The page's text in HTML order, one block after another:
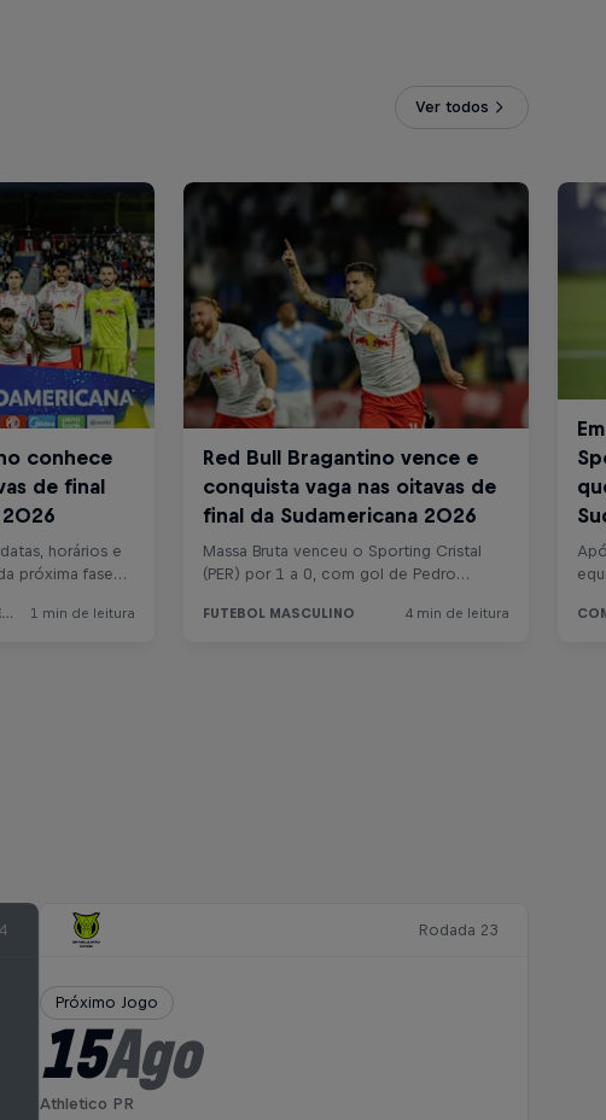
Ver todos
Rodada 23
Próximo Jogo
15Ago
Athletico PR